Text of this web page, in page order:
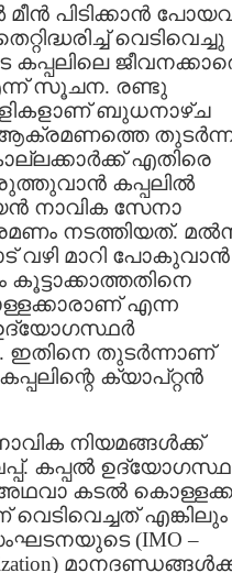
പിടിക്കാന്‍
വെടിവെച്ചു
കപ്പലിലെ
സൂചന. രണ്ടു
ബുധനാഴ്ച
ആക്രമണത്തെ
എതിരെ
കപ്പലില്‍
നാവിക സേനാ
നടത്തിയത്‌.
വഴി മാറി പോകുവാന്‍
കൂട്ടാക്കാത്തതിനെ
എന്ന
ഇതിനെ തുടര്‍ന്നാണ്
ക്യാപ്റ്റന്‍
നിയമങ്ങള്‍ക്ക്
കപ്പല്‍
കടല്‍
വെടിവെച്ചത്‌ എങ്കിലും
(IMO –